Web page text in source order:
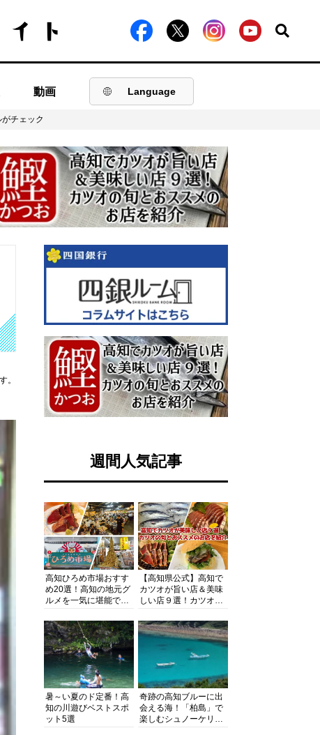
動画 Language
チェック
。
週間人気記事
高知ひろめ市場おすす
め20選！高知の地元グ
ルメを一気に堪能でき
底解剖
【高知県公式】高知で
カツオが旨い店＆美味
しい店９選！カツオの
紹介
暑～い夏のド定番！高
知の川遊びベストスポ
ット5選
奇跡の高知ブルーに出
会える海！「柏島」で
楽しむシュノーケリン